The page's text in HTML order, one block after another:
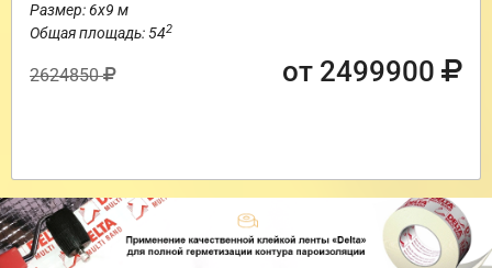
Размер: 6х9 м
Общая площадь: 542
2624850 от 2499900